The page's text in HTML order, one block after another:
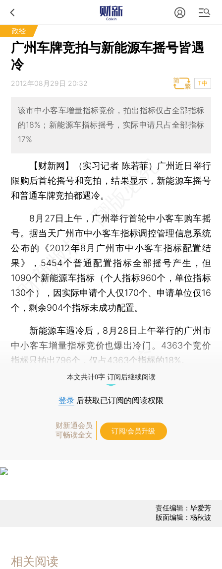
政经
广州车牌竞拍与新能源车摇号皆遇
冷
2012年08月29日 20:32 T中
该市中小客车增量指标竞价，拍出指标仅占全部指标
的18%；新能源车指标摇号，实际申请只占全部指标
17%
【财新网】（实习记者 陈若菲） 广州近日举行
限购后首轮摇号和竞拍，结果显示，新能源车摇号
和普通车牌竞拍都遇冷。
8月27日上午，广州举行首轮中小客车购车摇
号。据当天广州市中小客车指标调控管理信息系统
公布的《2012年8月广州市中小客车指标配置结
果》，5454个普通配置指标全部摇号产生，但
1090个新能源车指标（个人指标960个，单位指标
130个），因实际申请个人仅170个、申请单位仅16
个，剩余904个指标未成功配置。
新能源车遇冷后，8月28日上午举行的广州市
中小客车增量指标竞价也爆出冷门。4363个竞价
指标只拍出796个，仅占4363个指标的18%。
本文共计0字 订阅后继续阅读
登录 后获取已订阅的阅读权限
财新通会员
可畅读全文
订阅/会员升级
责任编辑：毕爱芳
版面编辑：杨秋波
相关阅读